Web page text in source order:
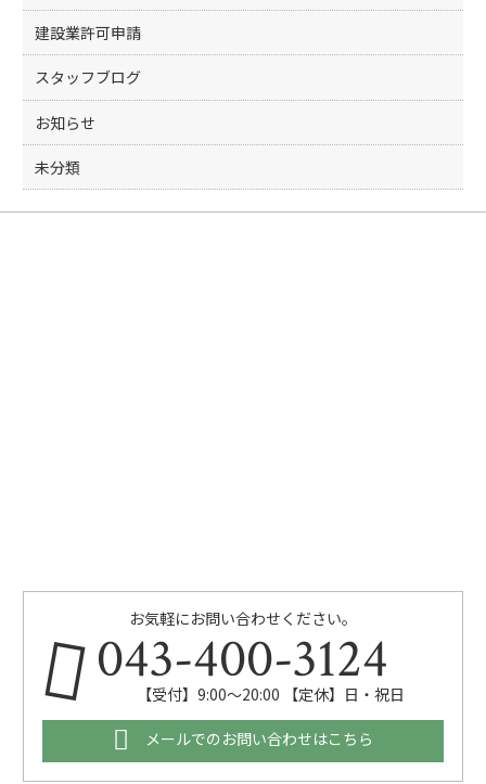
建設業許可申請
スタッフブログ
お知らせ
未分類
お気軽にお問い合わせください。
043-400-3124
【受付】9:00～20:00 【定休】日・祝日
メールでのお問い合わせはこちら